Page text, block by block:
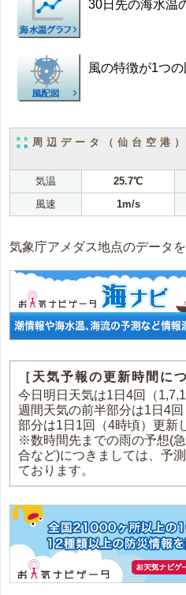
30日先の海水温
風の特徴が1つ
周辺データ（仙台空港）
気温 25.7℃
風速
1m/s
気象庁アメダス地点のデータ
［天気予報の更新時間に
今日明日天気は1日4回（
週間天気の前半部分は1日4
部分は1日1回（4時頃）更新
※数時間先までの雨の予想(
合など)につきましては、予
ております。